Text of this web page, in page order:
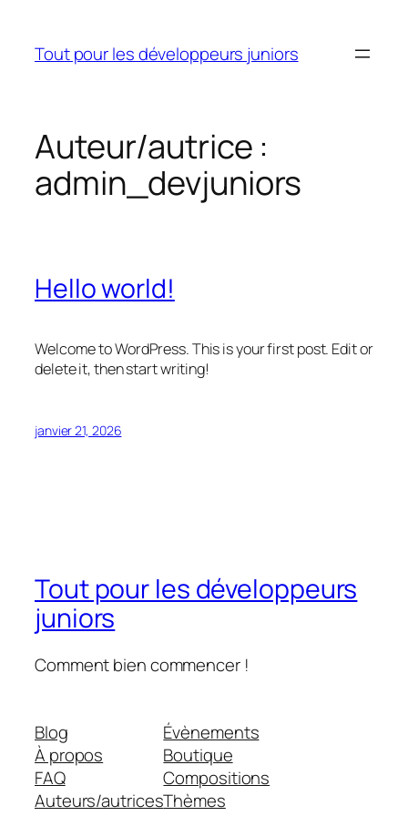
contenu
Tout pour les développeurs juniors
Auteur/autrice :
admin_devjuniors
Hello world!
Welcome to WordPress. This is your first post. Edit or
delete it, then start writing!
janvier 21, 2026
Tout pour les développeurs
juniors
Comment bien commencer !
Blog
À propos
FAQ
Auteurs/autrices
Évènements
Boutique
Compositions
Thèmes